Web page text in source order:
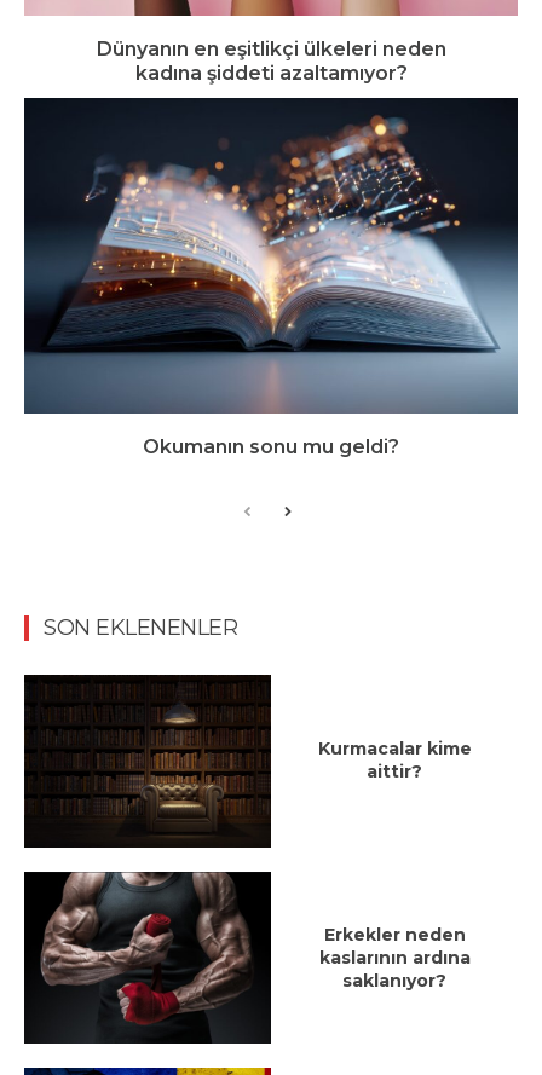
Dünyanın en eşitlikçi ülkeleri neden
kadına şiddeti azaltamıyor?
Okumanın sonu mu geldi?
SON EKLENENLER
Kurmacalar kime
aittir?
Erkekler neden
kaslarının ardına
saklanıyor?